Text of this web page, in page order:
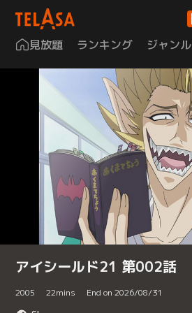
見放題 ランキング ジャンル
アイシールド21 第002話
2005 22mins End on 2026/08/31